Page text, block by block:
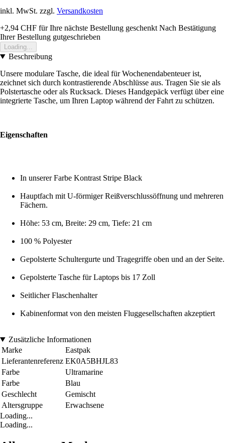
inkl. MwSt. zzgl. Versandkosten
+2,94 CHF für Ihre nächste Bestellung geschenkt Nach Bestätigung
Ihrer Bestellung gutgeschrieben
Loading...
Beschreibung
Unsere modulare Tasche, die ideal für Wochenendabenteuer ist,
zeichnet sich durch kontrastierende Abschlüsse aus. Tragen Sie sie als
Polstertasche oder als Rucksack. Dieses Handgepäck verfügt über eine
integrierte Tasche, um Ihren Laptop während der Fahrt zu schützen.
Eigenschaften
In unserer Farbe Kontrast Stripe Black
Hauptfach mit U-förmiger Reißverschlussöffnung und mehreren
Fächern.
Höhe: 53 cm, Breite: 29 cm, Tiefe: 21 cm
100 % Polyester
Gepolsterte Schultergurte und Tragegriffe oben und an der Seite.
Gepolsterte Tasche für Laptops bis 17 Zoll
Seitlicher Flaschenhalter
Kabinenformat von den meisten Fluggesellschaften akzeptiert
Zusätzliche Informationen
Marke
Eastpak
Lieferantenreferenz EK0A5BHJL83
Farbe
Ultramarine
Farbe
Blau
Geschlecht
Gemischt
Altersgruppe
Erwachsene
Loading...
Loading...